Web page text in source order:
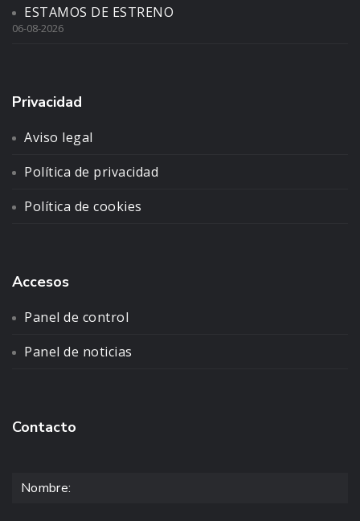
ESTAMOS DE ESTRENO
06-08-2026
Privacidad
Aviso legal
Política de privacidad
Política de cookies
Accesos
Panel de control
Panel de noticias
Contacto